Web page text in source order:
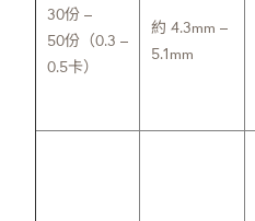
30份 –
50份（0.3 –
0.5卡）
約 4.3mm –
5.1mm